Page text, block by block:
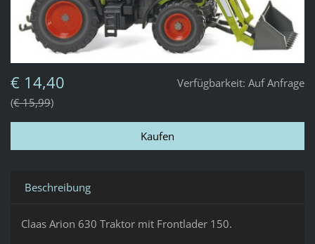
Verfügbarkeit: Auf Anfrage
€ 14,40
€ 15,99
Beschreibung
Claas Arion 630 Traktor mit Frontlader 150.